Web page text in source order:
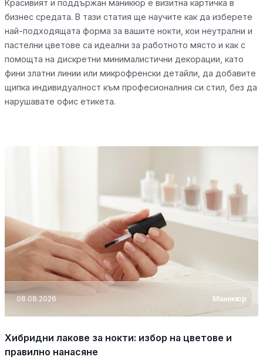
Красивият и поддържан маникюр е визитна картичка в
бизнес средата. В тази статия ще научите как да изберете
най-подходящата форма за вашите нокти, кои неутрални и
пастелни цветове са идеални за работното място и как с
помощта на дискретни минималистични декорации, като
фини златни линии или микрофренски детайли, да добавите
щипка индивидуалност към професионалния си стил, без да
нарушавате офис етикета.
08.08.2026 Маникюр
Хибридни лакове за нокти: избор на цветове и
правилно нанасяне